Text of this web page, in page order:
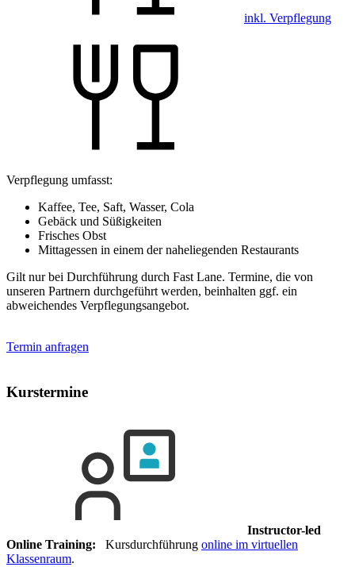
inkl. Verpflegung
Verpflegung umfasst:
Kaffee, Tee, Saft, Wasser, Cola
Gebäck und Süßigkeiten
Frisches Obst
Mittagessen in einem der naheliegenden Restaurants
Gilt nur bei Durchführung durch Fast Lane. Termine, die von
unseren Partnern durchgeführt werden, beinhalten ggf. ein
abweichendes Verpflegungsangebot.
Termin anfragen
Kurstermine
Instructor-led
Online Training: Kursdurchführung online im virtuellen
Klassenraum.